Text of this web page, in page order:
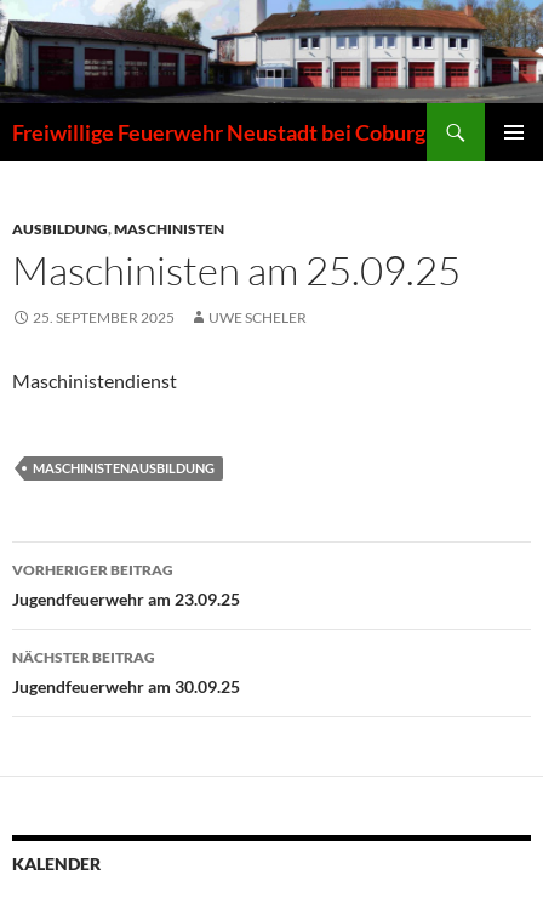
Zum
Inhalt
springen
Freiwillige Feuerwehr Neustadt bei Coburg
AUSBILDUNG,MASCHINISTEN
Maschinisten am 25.09.25
25. SEPTEMBER 2025 UWE SCHELER
Maschinistendienst
MASCHINISTENAUSBILDUNG
Beitragsnavigation
VORHERIGER BEITRAG
Jugendfeuerwehr am 23.09.25
NÄCHSTER BEITRAG
Jugendfeuerwehr am 30.09.25
KALENDER